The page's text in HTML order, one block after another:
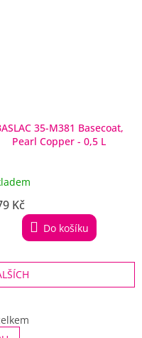
35-M381 Basecoat,
Pearl Copper - 0,5 L
Kč
Do košíku